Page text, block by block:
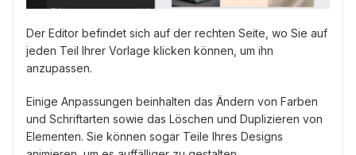
Der Editor befindet sich auf der rechten Seite, wo Sie auf
jeden Teil Ihrer Vorlage klicken können, um ihn
anzupassen.
Einige Anpassungen beinhalten das Ändern von Farben
und Schriftarten sowie das Löschen und Duplizieren von
Elementen. Sie können sogar Teile Ihres Designs